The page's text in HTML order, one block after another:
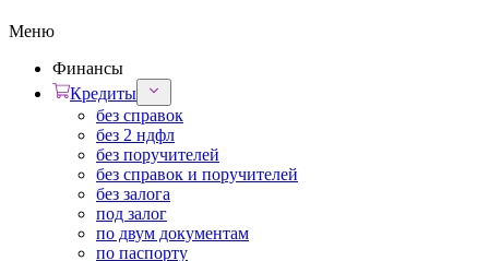
Меню
Финансы
Кредиты
без справок
без 2 ндфл
без поручителей
без справок и поручителей
без залога
под залог
по двум документам
по паспорту